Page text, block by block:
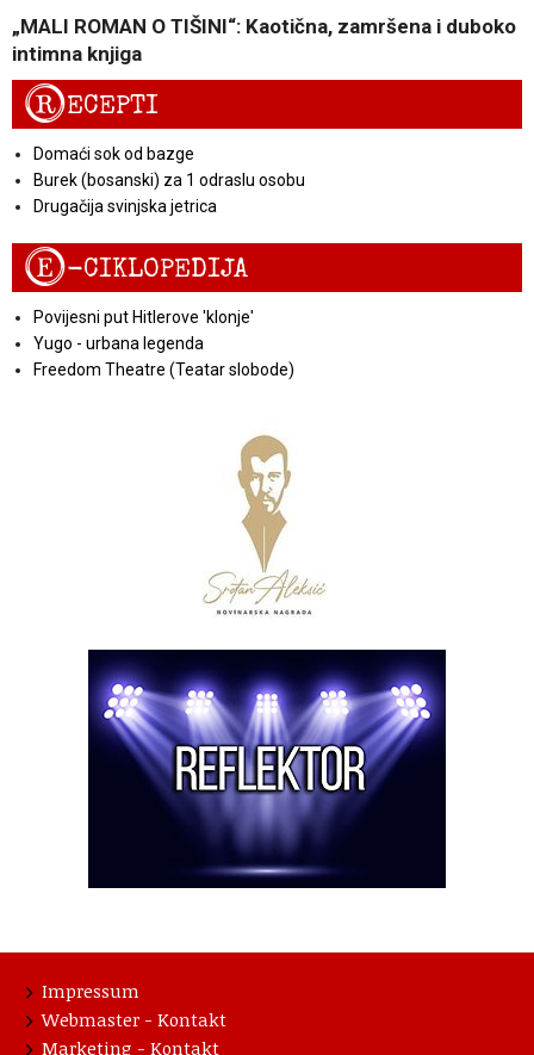
„MALI ROMAN O TIŠINI“: Kaotična, zamršena i duboko
intimna knjiga
RECEPTI
Domaći sok od bazge
Burek (bosanski) za 1 odraslu osobu
Drugačija svinjska jetrica
E-CIKLOPEDIJA
Povijesni put Hitlerove 'klonje'
Yugo - urbana legenda
Freedom Theatre (Teatar slobode)
Impressum
Webmaster - Kontakt
Marketing - Kontakt